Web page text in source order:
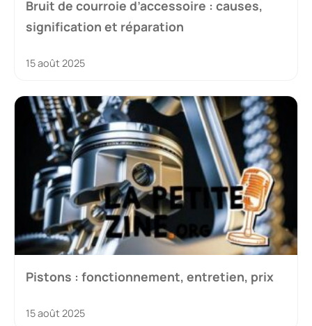
Bruit de courroie d’accessoire : causes,
signification et réparation
15 août 2025
Pistons : fonctionnement, entretien, prix
15 août 2025